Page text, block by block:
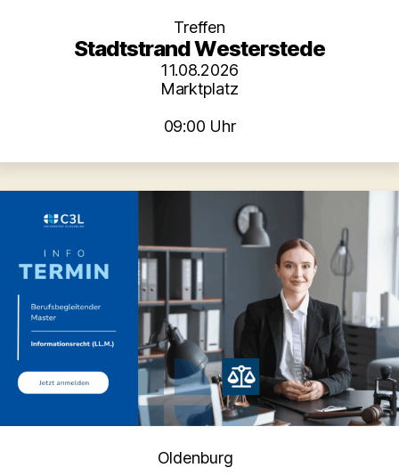
Treffen
Stadtstrand Westerstede
11.08.2026
Marktplatz
09:00 Uhr
Kategorien
Oldenburg